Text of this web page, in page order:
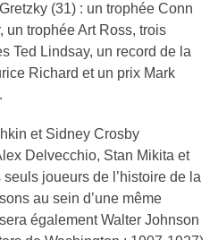
(31) : un trophée Conn
un trophée Art Ross, trois
Ted Lindsay, un record de la
Richard et un prix Mark
et Sidney Crosby
Delvecchio, Stan Mikita et
joueurs de l’histoire de la
au sein d’une même
également Walter Johnson